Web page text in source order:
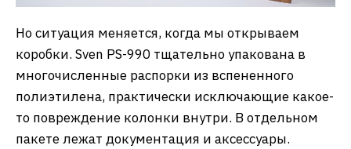
Но ситуация меняется, когда мы открываем
коробки. Sven PS-990 тщательно упакована в
многочисленные распорки из вспененного
полиэтилена, практически исключающие какое-
то повреждение колонки внутри. В отдельном
пакете лежат документация и аксессуары.